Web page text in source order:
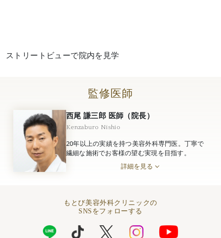
ストリートビューで院内を見学
監修医師
西尾 謙三郎 医師（院長）
Kenzaburo Nishio
20年以上の実績を持つ美容外科専門医。丁寧で
繊細な施術でお客様の望む実現を目指す。
詳細を見る
もとび美容外科クリニックの
SNSをフォローする